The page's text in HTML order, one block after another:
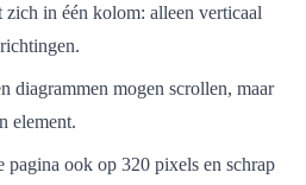
in één kolom: alleen verticaal
diagrammen mogen scrollen, maar
element.
pagina ook op 320 pixels en schrap